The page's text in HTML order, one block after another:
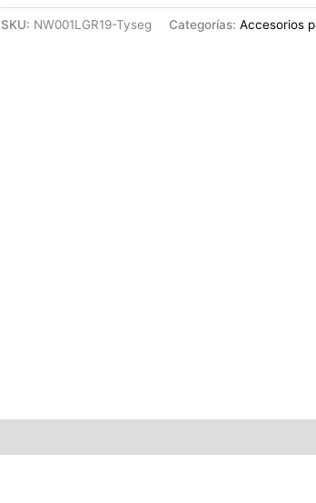
SKU: NW001LGR19-Tyseg Categorías:Accesorios